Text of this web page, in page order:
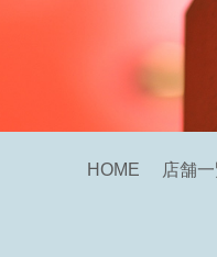
HOME 店舗